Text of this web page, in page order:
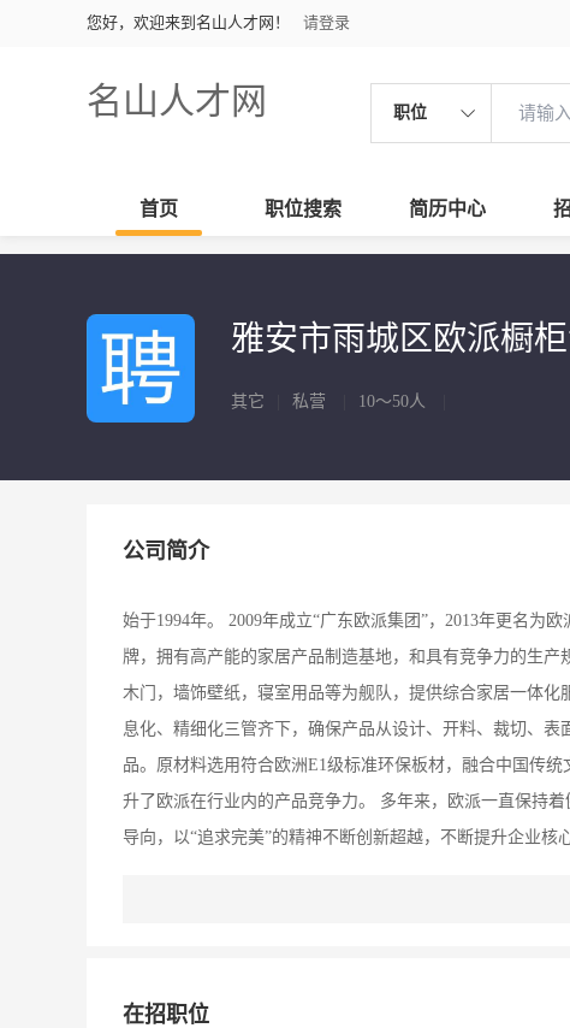
您好，欢迎来到名山人才网！ 请登录
名山人才网 职位
首页 职位搜索 简历中心
雅安市雨城区欧派橱
其它 私营 10～50人
公司简介
始于1994年。 2009年成立“广东欧派集团”，2013年更名为
牌，拥有高产能的家居产品制造基地，和具有竞争力的生
木门，墙饰壁纸，寝室用品等为舰队，提供综合家居一体
息化、精细化三管齐下，确保产品从设计、开料、裁切、
品。原材料选用符合欧洲E1级标准环保板材，融合中国传
升了欧派在行业内的产品竞争力。 多年来，欧派一直保持
导向，以“追求完美”的精神不断创新超越，不断提升企业
在招职位